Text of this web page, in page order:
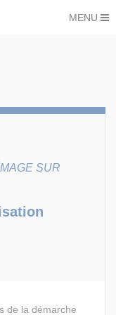
MENU
SUR
de la démarche